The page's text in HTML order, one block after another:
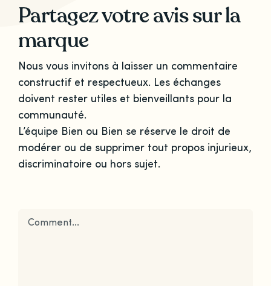
Partagez votre avis sur la
marque
Nous vous invitons à laisser un commentaire
constructif et respectueux. Les échanges
doivent rester utiles et bienveillants pour la
communauté.
L’équipe Bien ou Bien se réserve le droit de
modérer ou de supprimer tout propos injurieux,
discriminatoire ou hors sujet.
Comment